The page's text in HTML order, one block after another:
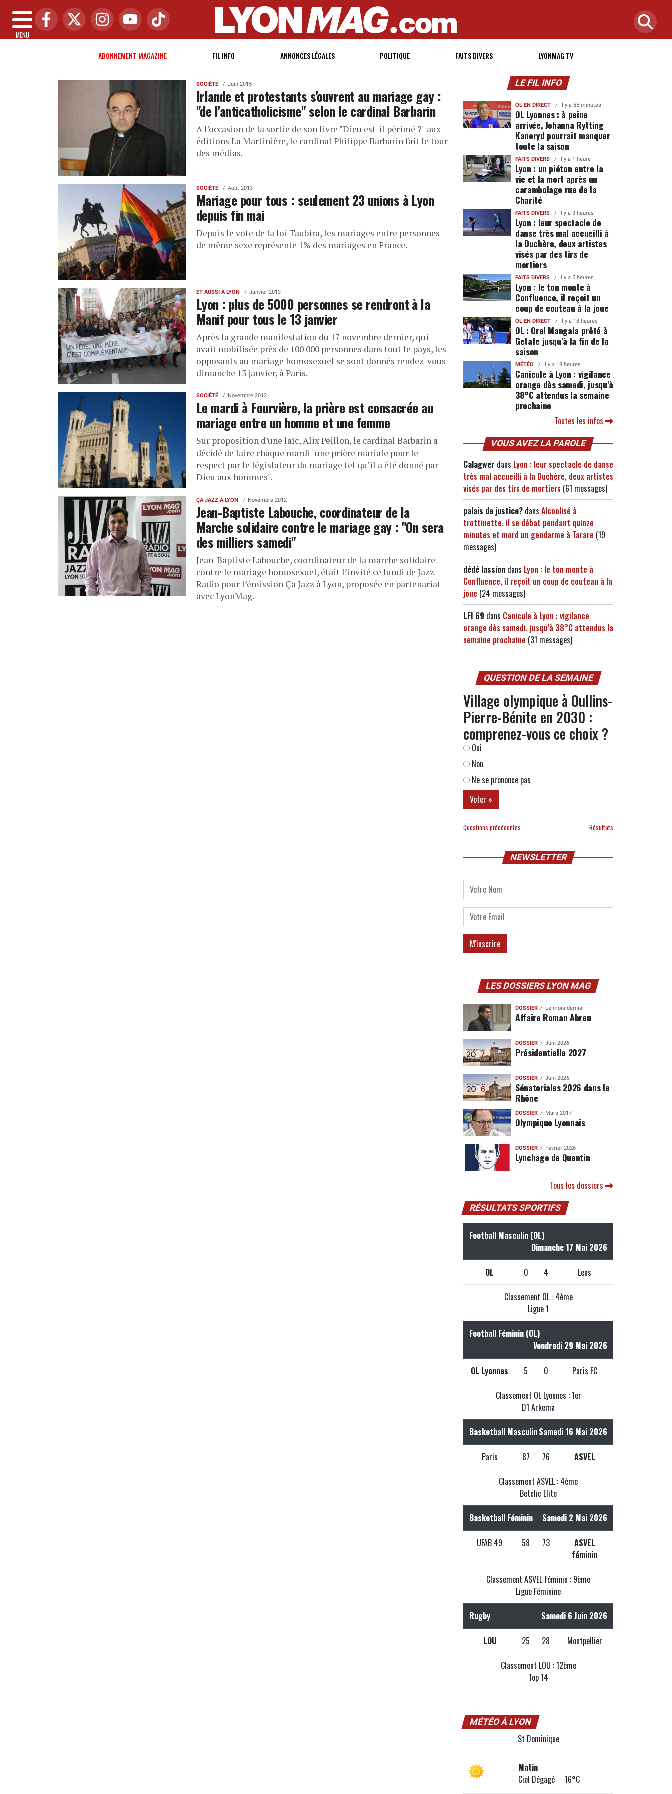
MENU
ABONNEMENT MAGAZINE FIL INFO ANNONCES LÉGALES POLITIQUE FAITS DIVERS LYONMAG TV
SOCIÉTÉ Juin 2015
Irlande et protestants s'ouvrent au mariage gay :
"de l'anticatholicisme" selon le cardinal Barbarin
A l'occasion de la sortie de son livre "Dieu est-il périmé ?" aux
éditions La Martinière, le cardinal Philippe Barbarin fait le tour
des médias.
SOCIÉTÉ Août 2013
Mariage pour tous : seulement 23 unions à Lyon
depuis fin mai
Depuis le vote de la loi Taubira, les mariages entre personnes
de même sexe représente 1% des mariages en France.
ET AUSSI À LYON Janvier 2013
Lyon : plus de 5000 personnes se rendront à la
Manif pour tous le 13 janvier
Après la grande manifestation du 17 novembre dernier, qui
avait mobilisée près de 100 000 personnes dans tout le pays, les
opposants au mariage homosexuel se sont donnés rendez-vous
dimanche 13 janvier, à Paris.
SOCIÉTÉ Novembre 2012
Le mardi à Fourvière, la prière est consacrée au
mariage entre un homme et une femme
Sur proposition d’une laïc, Alix Peillon, le cardinal Barbarin a
décidé de faire chaque mardi "une prière mariale pour le
respect par le législateur du mariage tel qu’il a été donné par
Dieu aux hommes".
ÇA JAZZ À LYON Novembre 2012
Jean-Baptiste Labouche, coordinateur de la
Marche solidaire contre le mariage gay : "On sera
des milliers samedi"
Jean-Baptiste Labouche, coordinateur de la marche solidaire
contre le mariage homosexuel, était l’invité ce lundi de Jazz
Radio pour l’émission Ça Jazz à Lyon, proposée en partenariat
avec LyonMag.
LE FIL INFO
OL EN DIRECT Il y a 55 minutes
OL Lyonnes : à peine
arrivée, Johanna Rytting
Kaneryd pourrait manquer
toute la saison
FAITS DIVERS Il y a 1 heure
Lyon : un piéton entre la
vie et la mort après un
carambolage rue de la
Charité
FAITS DIVERS Il y a 3 heures
Lyon : leur spectacle de
danse très mal accueilli à
la Duchère, deux artistes
visés par des tirs de
mortiers
FAITS DIVERS Il y a 5 heures
Lyon : le ton monte à
Confluence, il reçoit un
coup de couteau à la joue
OL EN DIRECT Il y a 18 heures
OL : Orel Mangala prêté à
Getafe jusqu’à la fin de la
saison
MÉTÉO Il y a 18 heures
Canicule à Lyon : vigilance
orange dès samedi, jusqu’à
38°C attendus la semaine
prochaine
Toutes les infos
VOUS AVEZ LA PAROLE
Calagwer dans Lyon : leur spectacle de danse
très mal accueilli à la Duchère, deux artistes
visés par des tirs de mortiers (61 messages)
palais de justice? dans Alcoolisé à
trottinette, il se débat pendant quinze
minutes et mord un gendarme à Tarare (19
messages)
dédé lassion dans Lyon : le ton monte à
Confluence, il reçoit un coup de couteau à la
joue (24 messages)
LFI 69 dans Canicule à Lyon : vigilance
orange dès samedi, jusqu’à 38°C attendus la
semaine prochaine (31 messages)
QUESTION DE LA SEMAINE
Village olympique à Oullins-
Pierre-Bénite en 2030 :
comprenez-vous ce choix ?
Oui
Non
Ne se prononce pas
Questions précédentes Résultats
NEWSLETTER
LES DOSSIERS LYON MAG
DOSSIER Le mois dernier
Affaire Roman Abreu
DOSSIER Juin 2026
Présidentielle 2027
DOSSIER Juin 2026
Sénatoriales 2026 dans le
Rhône
DOSSIER Mars 2017
Olympique Lyonnais
DOSSIER Février 2026
Lynchage de Quentin
Tous les dossiers
RÉSULTATS SPORTIFS
Football Masculin (OL)
Dimanche 17 Mai 2026
OL 0 4 Lens
Classement OL : 4ème
Ligue 1
Football Féminin (OL)
Vendredi 29 Mai 2026
OL Lyonnes 5 0 Paris FC
Classement OL Lyonnes : 1er
D1 Arkema
Basketball MasculinSamedi 16 Mai 2026
Paris 87 76 ASVEL
Classement ASVEL : 4ème
Betclic Elite
Basketball Féminin Samedi 2 Mai 2026
UFAB 49 58 73
ASVEL
féminin
Classement ASVEL féminin : 9ème
Ligue Féminine
Rugby Samedi 6 Juin 2026
LOU 25 28 Montpellier
Classement LOU : 12ème
Top 14
MÉTÉO À LYON
St Dominique
Matin
Ciel Dégagé 16°C